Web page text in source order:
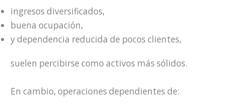
ingresos diversificados,
buena ocupación,
y dependencia reducida de pocos clientes,
suelen percibirse como activos más sólidos.
En cambio, operaciones dependientes de: